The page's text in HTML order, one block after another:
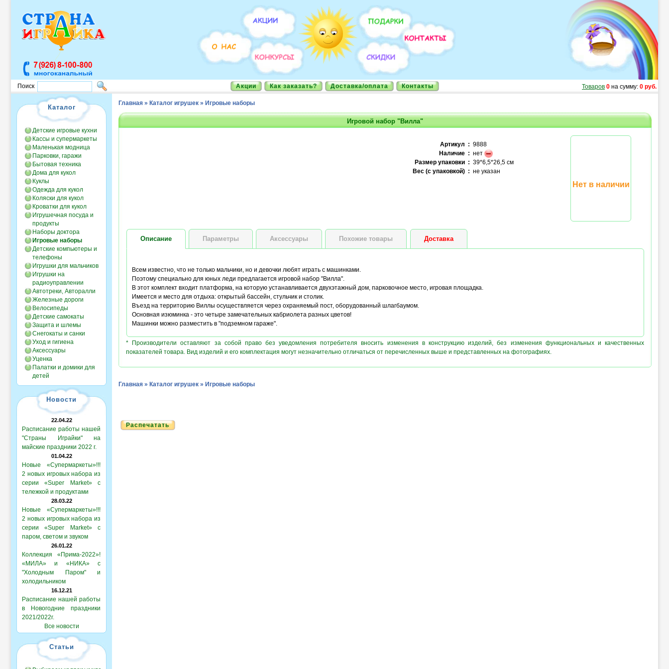
Поиск Акции Как заказать? Доставка/оплата Контакты Товаров 0 на сумму: 0 руб.
Каталог
Детские игровые кухни
Кассы и супермаркеты
Маленькая модница
Парковки, гаражи
Бытовая техника
Дома для кукол
Куклы
Одежда для кукол
Коляски для кукол
Кроватки для кукол
Игрушечная посуда и
продукты
Наборы доктора
Игровые наборы
Детские компьютеры и
телефоны
Игрушки для мальчиков
Игрушки на
радиоуправлении
Автотреки, Авторалли
Железные дороги
Велосипеды
Детские самокаты
Защита и шлемы
Снегокаты и санки
Уход и гигиена
Аксессуары
Уценка
Палатки и домики для
детей
Новости
22.04.22
Расписание работы нашей
"Страны Играйки" на
майские праздники 2022 г.
01.04.22
Новые «Супермаркеты»!!!
2 новых игровых набора из
серии «Super Market» с
тележкой и продуктами
28.03.22
Новые «Супермаркеты»!!!
2 новых игровых набора из
серии «Super Market» с
паром, светом и звуком
26.01.22
Коллекция «Прима-2022»!
«МИЛА» и «НИКА» с
"Холодным Паром" и
холодильником
16.12.21
Расписание нашей работы
в Новогодние праздники
2021/2022г.
Все новости
Статьи
Главная » Каталог игрушек » Игровые наборы
Игровой набор "Вилла"
Артикул : 9888
Наличие : нет
Размер упаковки : 39*6,5*26,5 см
Вес (с упаковкой) : не указан
Нет в наличии
Описание Параметры Аксессуары Похожие товары Доставка
Всем известно, что не только мальчики, но и девочки любят играть с машинками.
Поэтому специально для юных леди предлагается игровой набор "Вилла".
В этот комплект входит платформа, на которую устанавливается двухэтажный дом, парковочное место, игровая площадка.
Имеется и место для отдыха: открытый бассейн, стульчик и столик.
Въезд на территорию Виллы осуществляется через охраняемый пост, оборудованный шлагбаумом.
Основная изюминка - это четыре замечательных кабриолета разных цветов!
Машинки можно разместить в "подземном гараже".
* Производители оставляют за собой право без уведомления потребителя вносить изменения в конструкцию изделий, без изменения функциональных и качественных
показателей товара. Вид изделий и его комплектация могут незначительно отличаться от перечисленных выше и представленных на фотографиях.
Главная » Каталог игрушек » Игровые наборы
Распечатать